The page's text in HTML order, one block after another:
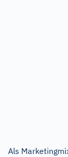
Als